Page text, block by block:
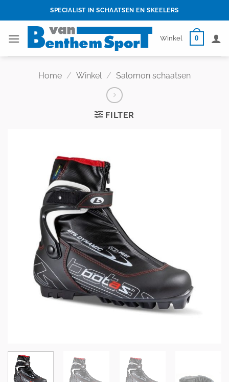
to
SPECIALIST IN SCHAATSEN EN SKEELERS
Winkel 0
Home / Winkel / Salomon schaatsen
FILTER